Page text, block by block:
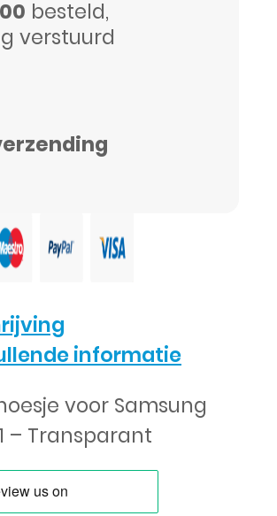
besteld,
verstuurd
informatie
voor Samsung
– Transparant